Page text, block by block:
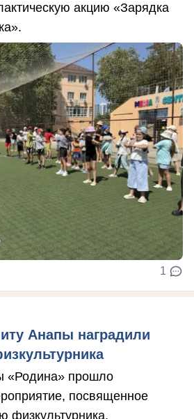
акцию «Зарядка
1
Анапы наградили
«Родина» прошло
посвященное
физкультурника.